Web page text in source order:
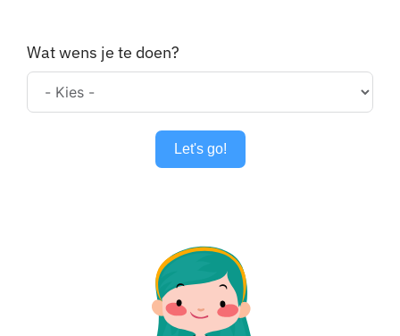
Wat wens je te doen?
Let's go!